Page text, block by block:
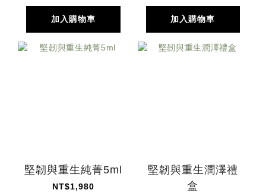
加入購物車 加入購物車
堅韌與重生純菁5ml
NT$1,980
堅韌與重生潤澤禮
盒